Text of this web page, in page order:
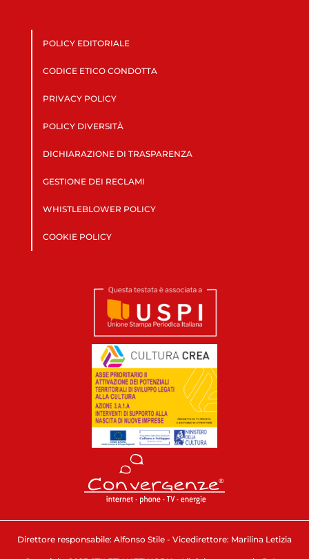
POLICY EDITORIALE
CODICE ETICO CONDOTTA
PRIVACY POLICY
POLICY DIVERSITÀ
DICHIARAZIONE DI TRASPARENZA
GESTIONE DEI RECLAMI
WHISTLEBLOWER POLICY
COOKIE POLICY
Direttore responsabile: Alfonso Stile - Vicedirettore: Marilina Letizia